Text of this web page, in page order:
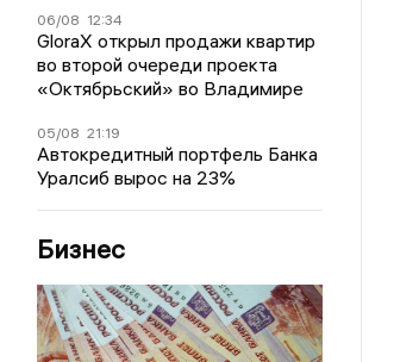
06/08 12:34
GloraX открыл продажи квартир
во второй очереди проекта
«Октябрьский» во Владимире
05/08 21:19
Автокредитный портфель Банка
Уралсиб вырос на 23%
Бизнес